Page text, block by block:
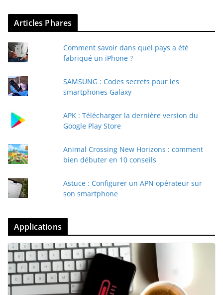
Articles Phares
Comment savoir dans quel pays a été
fabriqué un iPhone ?
SAMSUNG : Codes secrets pour les
smartphones Galaxy
APK : Télécharger la dernière version du
Google Play Store
Animal Crossing New Horizons : comment
bien débuter en 10 conseils
Astuce : Configurer un APN opérateur sur
son smartphone
Applications